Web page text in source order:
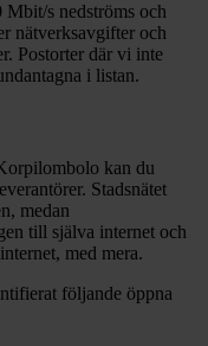
Mbit/s nedströms och
nätverksavgifter och
Postorter där vi inte
i listan.
kan du
Stadsnätet
medan
till själva internet och
med mera.
följande öppna